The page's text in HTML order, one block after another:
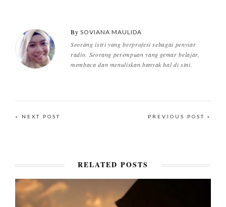
By SOVIANA MAULIDA
Seorang istri yang berprofesi sebagai penyiar
radio. Seorang perempuan yang gemar belajar,
membaca dan menuliskan banyak hal di sini.
« NEXT POST PREVIOUS POST »
RELATED POSTS